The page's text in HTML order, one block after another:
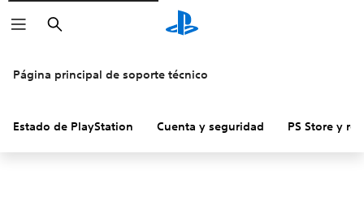
Buscar
Página principal de soporte técnico
Estado de PlayStation Cuenta y seguridad PS Store y